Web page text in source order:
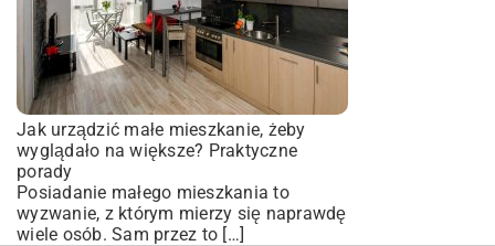
Jak urządzić małe mieszkanie, żeby
wyglądało na większe? Praktyczne
porady
Posiadanie małego mieszkania to
wyzwanie, z którym mierzy się naprawdę
wiele osób. Sam przez to […]